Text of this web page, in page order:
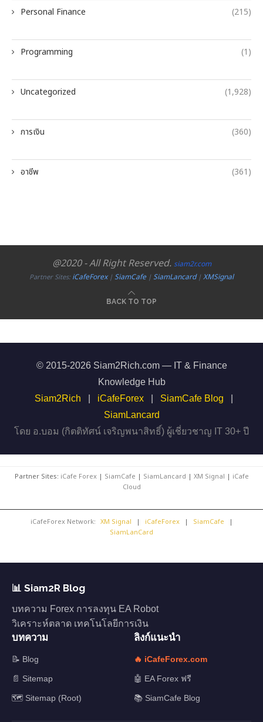
Personal Finance (215)
Programming (1)
Uncategorized (1,928)
การเงิน (360)
อาชีพ (361)
@2020 - All Right Reserved. siam2r.com
Partner Sites:iCafeForex|SiamCafe|SiamLancard|XMSignal
BACK TO TOP
© 2015-2026 Siam2Rich.com — IT & Finance
Knowledge Hub
Siam2Rich
iCafeForex SiamCafe Blog
SiamLancard
โดย อ.บอม (กิตติทัศน์ เจริญพนาสิทธิ์) ผู้เชี่ยวชาญ IT 30+ ปี
Partner Sites: iCafe Forex| SiamCafe | SiamLancard | XM Signal | iCafe
Cloud
iCafeForex Network: XM Signal | iCafeForex | SiamCafe
|
SiamLanCard
📊 Siam2R Blog
บทความ Forex การลงทุน EA Robot
วิเคราะห์ตลาด เทคโนโลยีการเงิน
บทความ
📝 Blog
📄 Sitemap
🗺️ Sitemap (Root)
ลิงก์แนะนำ
🔥 iCafeForex.com
🤖 EA Forex ฟรี
📚 SiamCafe Blog